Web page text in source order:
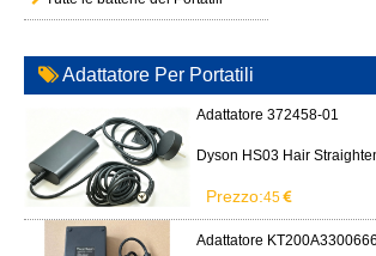
Adattatore Per Portatili
Adattatore 372458-01
Dyson HS03 Hair
Prezzo:45
Adattatore